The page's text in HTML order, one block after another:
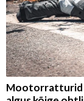
Mootorratturid